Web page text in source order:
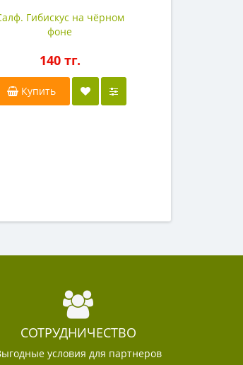
Гибискус на чёрном
фоне
140 тг.
Купить
СОТРУДНИЧЕСТВО
условия для партнеров